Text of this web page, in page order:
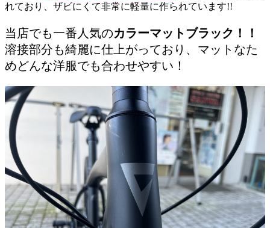
れており、ザビにくて非常に軽量に作られています!!
当店でも一番人気のカラーマットブラック！！
溶接部分も綺麗に仕上がっており、マットなた
めどんな洋服でも合わせやすい！